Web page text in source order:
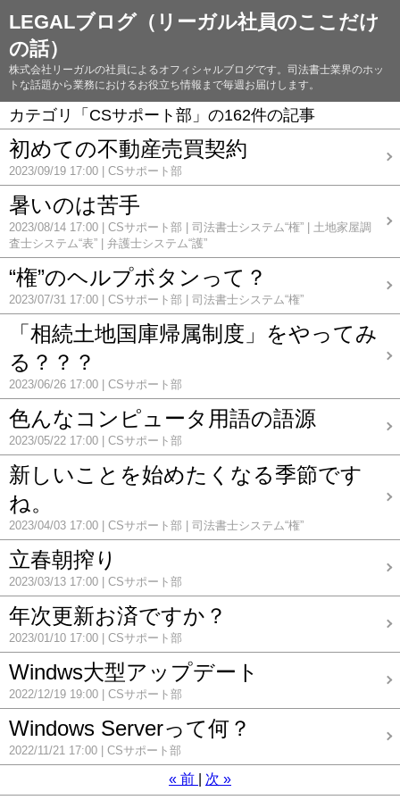
LEGALブログ（リーガル社員のここだけ
の話）
株式会社リーガルの社員によるオフィシャルブログです。司法書士業界のホッ
トな話題から業務におけるお役立ち情報まで毎週お届けします。
カテゴリ「CSサポート部」の162件の記事
初めての不動産売買契約
2023/09/19 17:00 CSサポート部
暑いのは苦手
2023/08/14 17:00 CSサポート部 司法書士システム“権”
土地家屋調
査士システム“表”
弁護士システム“護”
“権”のヘルプボタンって？
2023/07/31 17:00 CSサポート部 司法書士システム“権”
「相続土地国庫帰属制度」をやってみ
る？？？
2023/06/26 17:00 CSサポート部
色んなコンピュータ用語の語源
2023/05/22 17:00 CSサポート部
新しいことを始めたくなる季節です
ね。
2023/04/03 17:00 CSサポート部 司法書士システム“権”
立春朝搾り
2023/03/13 17:00 CSサポート部
年次更新お済ですか？
2023/01/10 17:00 CSサポート部
Windws大型アップデート
2022/12/19 19:00 CSサポート部
Windows Serverって何？
2022/11/21 17:00 CSサポート部
« 前 次 »